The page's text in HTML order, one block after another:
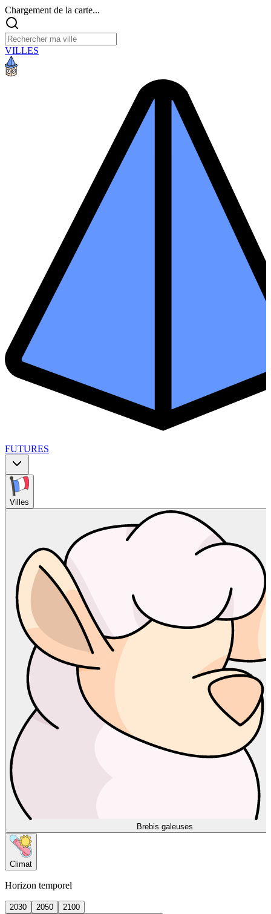
Chargement de la carte...
VILLES
FUTURES
Villes
Brebis galeuses
Climat
Horizon temporel
2030 2050
2100